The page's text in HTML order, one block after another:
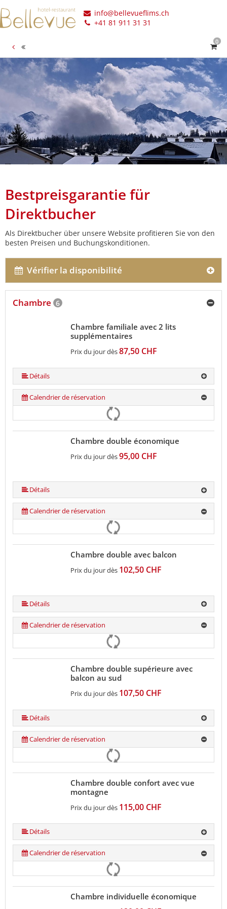
info@bellevueflims.ch
+41 81 911 31 31
0
Bestpreisgarantie für
Direktbucher
Als Direktbucher über unsere Website profitieren Sie von den
besten Preisen und Buchungskonditionen.
Vérifier la disponibilité
Chambre 6
Chambre familiale avec 2 lits
supplémentaires
Prix du jour dès87,50 CHF
Détails
Calendrier de réservation
Chambre double économique
Prix du jour dès95,00 CHF
Détails
Calendrier de réservation
Chambre double avec balcon
Prix du jour dès 102,50 CHF
Détails
Calendrier de réservation
Chambre double supérieure avec
balcon au sud
Prix du jour dès 107,50 CHF
Détails
Calendrier de réservation
Chambre double confort avec vue
montagne
Prix du jour dès 115,00 CHF
Détails
Calendrier de réservation
Chambre individuelle économique